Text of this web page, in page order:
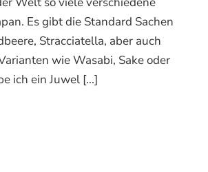
Es gibt die Standard Sachen
Stracciatella, aber auch
wie Wasabi, Sake oder
ich ein Juwel [...]